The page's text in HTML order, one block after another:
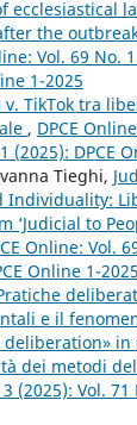
ecclesiastical
the
Vol. 69 No.
1-2025
v. TikTok tra
, DPCE
(2025): DPCE
Tieghi,
Individuality:
‘Judicial to
Online: Vol.
Online 1-2025
e il
in
dei metodi
(2025): Vol. 71